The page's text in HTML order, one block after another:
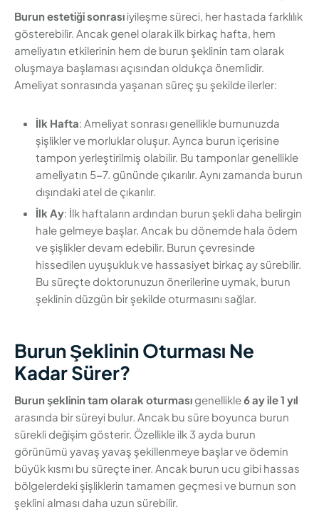
Burun estetiği sonrasıiyileşme süreci, her hastada farklılık
gösterebilir. Ancak genel olarak ilk birkaç hafta, hem
ameliyatın etkilerinin hem de burun şeklinin tam olarak
oluşmaya başlaması açısından oldukça önemlidir.
Ameliyat sonrasında yaşanan süreç şu şekilde ilerler:
İlk Hafta: Ameliyat sonrası genellikle burnunuzda
şişlikler ve morluklar oluşur. Ayrıca burun içerisine
tampon yerleştirilmiş olabilir. Bu tamponlar genellikle
ameliyatın 5-7. gününde çıkarılır. Aynı zamanda burun
dışındaki atel de çıkarılır.
İlk Ay: İlk haftaların ardından burun şekli daha belirgin
hale gelmeye başlar. Ancak bu dönemde hala ödem
ve şişlikler devam edebilir. Burun çevresinde
hissedilen uyuşukluk ve hassasiyet birkaç ay sürebilir.
Bu süreçte doktorunuzun önerilerine uymak, burun
şeklinin düzgün bir şekilde oturmasını sağlar.
Burun Şeklinin Oturması Ne
Kadar Sürer?
Burun şeklinin tam olarak oturması genellikle6 ay ile 1 yıl
arasında bir süreyi bulur. Ancak bu süre boyunca burun
sürekli değişim gösterir. Özellikle ilk 3 ayda burun
görünümü yavaş yavaş şekillenmeye başlar ve ödemin
büyük kısmı bu süreçte iner. Ancak burun ucu gibi hassas
bölgelerdeki şişliklerin tamamen geçmesi ve burnun son
şeklini alması daha uzun sürebilir.